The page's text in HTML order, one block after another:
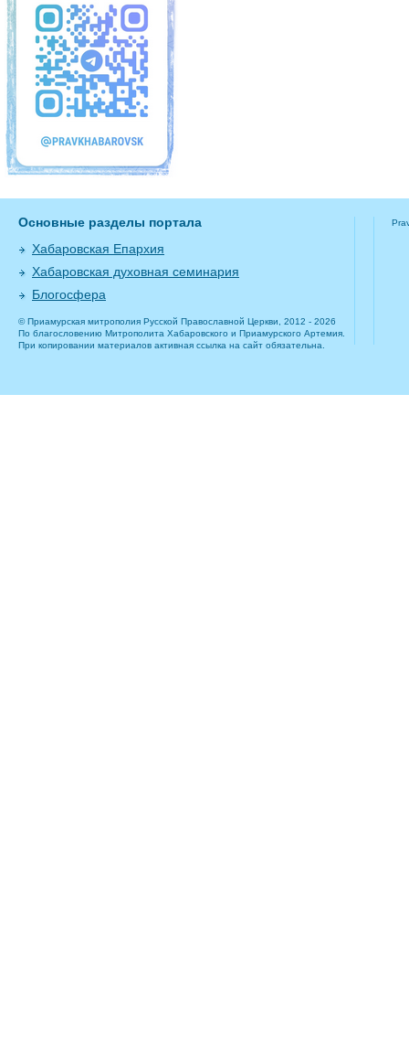
Основные разделы портала
Хабаровская Епархия
Хабаровская духовная семинария
Блогосфера
© Приамурская митрополия Русской Православной Церкви, 2012 - 2026
По благословению Митрополита Хабаровского и Приамурского Артемия.
При копировании материалов активная ссылка на сайт обязательна.